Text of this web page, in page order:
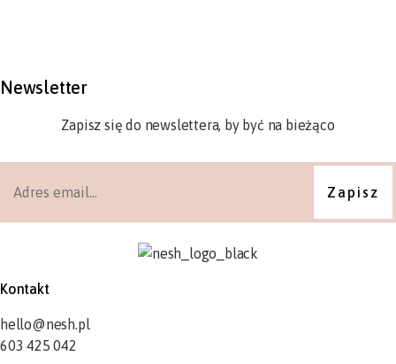
Newsletter
Zapisz się do newslettera, by być na bieżąco
Kontakt
hello@nesh.pl
603 425 042